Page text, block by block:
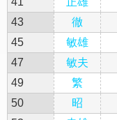
43
徹
45
敏雄
47
敏夫
49
繁
50
昭